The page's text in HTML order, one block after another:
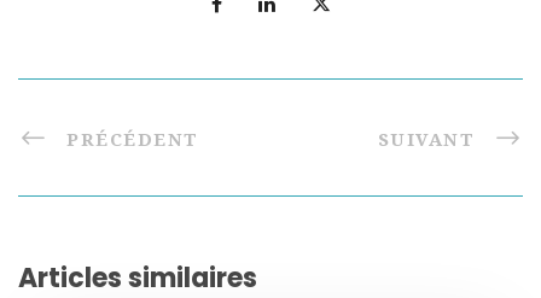
PRÉCÉDENT SUIVANT
Articles similaires